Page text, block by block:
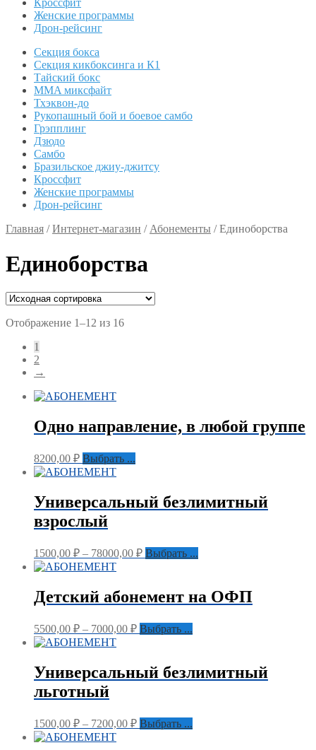
Кроссфит
Женские программы
Дрон-рейсинг
Секция бокса
Секция кикбоксинга и К1
Тайский бокс
MMA миксфайт
Тхэквон-до
Рукопашный бой и боевое самбо
Грэпплинг
Дзюдо
Самбо
Бразильское джиу-джитсу
Кроссфит
Женские программы
Дрон-рейсинг
Главная /Интернет-магазин /Абонементы /Единоборства
Единоборства
Отображение 1–12 из 16
1
2
→
Одно направление, в любой группе
8200,00 ₽ Выбрать ...
Универсальный безлимитный
взрослый
1500,00 ₽ – 78000,00 ₽ Выбрать ...
Детский абонемент на ОФП
5500,00 ₽ – 7000,00 ₽ Выбрать ...
Универсальный безлимитный
льготный
1500,00 ₽ – 7200,00 ₽ Выбрать ...